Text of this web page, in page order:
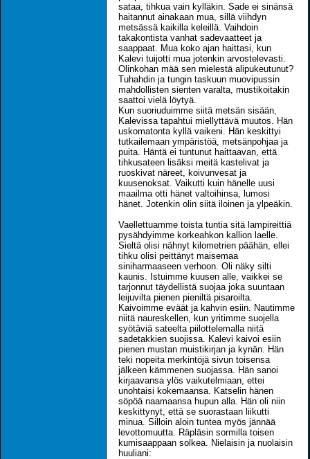
sataa, tihkua vain kylläkin. Sade ei sinänsä
haitannut ainakaan mua, sillä viihdyn
metsässä kaikilla keleillä. Vaihdoin
takakontista vanhat sadevaatteet ja
saappaat. Mua koko ajan haittasi, kun
Kalevi tuijotti mua jotenkin arvostelevasti.
Olinkohan mää sen mielestä alipukeutunut?
Tuhahdin ja tungin taskuun muovipussin
mahdollisten sienten varalta, mustikoitakin
saattoi vielä löytyä.
Kun suoriuduimme siitä metsän sisään,
Kalevissa tapahtui miellyttävä muutos. Hän
uskomatonta kyllä vaikeni. Hän keskittyi
tutkailemaan ympäristöä, metsänpohjaa ja
puita. Häntä ei tuntunut haittaavan, että
tihkusateen lisäksi meitä kastelivat ja
ruoskivat näreet, koivunvesat ja
kuusenoksat. Vaikutti kuin hänelle uusi
maailma otti hänet valtoihinsa, lumosi
hänet. Jotenkin olin siitä iloinen ja ylpeäkin.
Vaellettuamme toista tuntia sitä lampireittiä
pysähdyimme korkeahkon kallion laelle.
Sieltä olisi nähnyt kilometrien päähän, ellei
tihku olisi peittänyt maisemaa
siniharmaaseen verhoon. Oli näky silti
kaunis. Istuimme kuusen alle, vaikkei se
tarjonnut täydellistä suojaa joka suuntaan
leijuvilta pienen pieniltä pisaroilta.
Kaivoimme eväät ja kahvin esiin. Nautimme
niitä naureskellen, kun yritimme suojella
syötäviä sateelta piilottelemalla niitä
sadetakkien suojissa. Kalevi kaivoi esiin
pienen mustan muistikirjan ja kynän. Hän
teki nopeita merkintöjä sivun toisensa
jälkeen kämmenen suojassa. Hän sanoi
kirjaavansa ylös vaikutelmiaan, ettei
unohtaisi kokemaansa. Katselin hänen
söpöä naamaansa hupun alla. Hän oli niin
keskittynyt, että se suorastaan liikutti
minua. Silloin aloin tuntea myös jännää
levottomuutta. Räpläsin sormilla toisen
kumisaappaan solkea. Nielaisin ja nuolaisin
huuliani: